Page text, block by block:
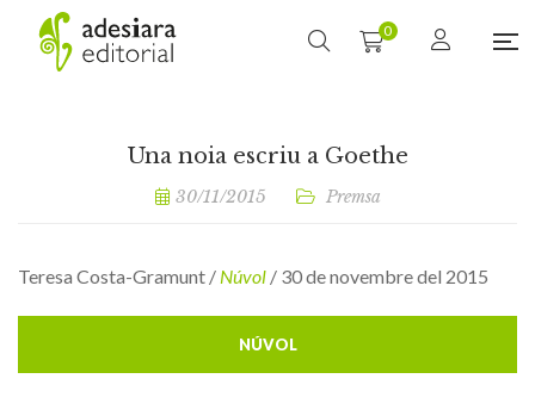
0
Una noia escriu a Goethe
30/11/2015 Premsa
Teresa Costa-Gramunt / Núvol / 30 de novembre del 2015
NÚVOL